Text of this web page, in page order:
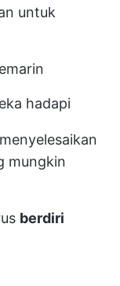
untuk
hadapi
mungkin
berdiri